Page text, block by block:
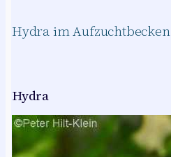
Hydra im Aufzuchtbecken
Hydra